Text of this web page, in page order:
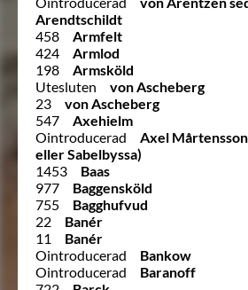
Arendtschildt
458
Armfelt
424
Armlod
198
Armsköld
Utesluten
von Ascheberg
23
von Ascheberg
547
Axehielm
Ointroducerad
Axel
eller Sabelbyssa)
1453
Baas
977
Baggensköld
755
Bagghufvud
22
Banér
11
Banér
Ointroducerad
Bankow
Ointroducerad
Baranoff